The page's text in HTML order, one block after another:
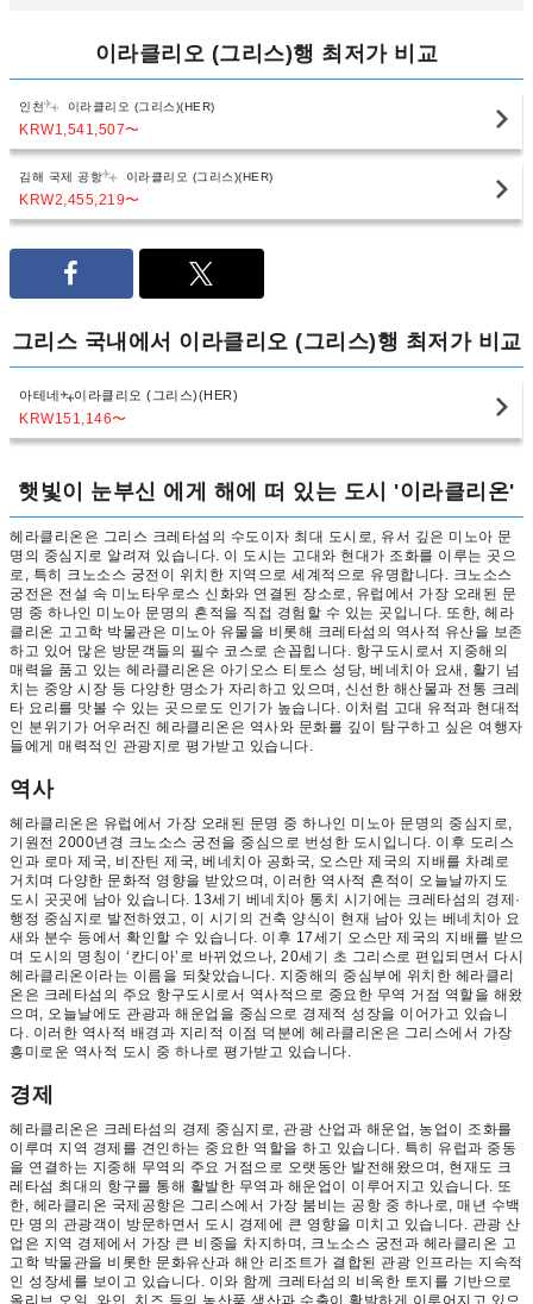
이라클리오 (그리스)행 최저가 비교
인천 이라클리오 (그리스)(HER)
KRW1,541,507〜
김해 국제 공항 이라클리오 (그리스)(HER)
KRW2,455,219〜
그리스 국내에서 이라클리오 (그리스)행 최저가 비교
아테네 이라클리오 (그리스)(HER)
KRW151,146〜
햇빛이 눈부신 에게 해에 떠 있는 도시 '이라클리온'
헤라클리온은 그리스 크레타섬의 수도이자 최대 도시로, 유서 깊은 미노아 문
명의 중심지로 알려져 있습니다. 이 도시는 고대와 현대가 조화를 이루는 곳으
로, 특히 크노소스 궁전이 위치한 지역으로 세계적으로 유명합니다. 크노소스
궁전은 전설 속 미노타우로스 신화와 연결된 장소로, 유럽에서 가장 오래된 문
명 중 하나인 미노아 문명의 흔적을 직접 경험할 수 있는 곳입니다. 또한, 헤라
클리온 고고학 박물관은 미노아 유물을 비롯해 크레타섬의 역사적 유산을 보존
하고 있어 많은 방문객들의 필수 코스로 손꼽힙니다. 항구도시로서 지중해의
매력을 품고 있는 헤라클리온은 아기오스 티토스 성당, 베네치아 요새, 활기 넘
치는 중앙 시장 등 다양한 명소가 자리하고 있으며, 신선한 해산물과 전통 크레
타 요리를 맛볼 수 있는 곳으로도 인기가 높습니다. 이처럼 고대 유적과 현대적
인 분위기가 어우러진 헤라클리온은 역사와 문화를 깊이 탐구하고 싶은 여행자
들에게 매력적인 관광지로 평가받고 있습니다.
역사
헤라클리온은 유럽에서 가장 오래된 문명 중 하나인 미노아 문명의 중심지로,
기원전 2000년경 크노소스 궁전을 중심으로 번성한 도시입니다. 이후 도리스
인과 로마 제국, 비잔틴 제국, 베네치아 공화국, 오스만 제국의 지배를 차례로
거치며 다양한 문화적 영향을 받았으며, 이러한 역사적 흔적이 오늘날까지도
도시 곳곳에 남아 있습니다. 13세기 베네치아 통치 시기에는 크레타섬의 경제·
행정 중심지로 발전하였고, 이 시기의 건축 양식이 현재 남아 있는 베네치아 요
새와 분수 등에서 확인할 수 있습니다. 이후 17세기 오스만 제국의 지배를 받으
며 도시의 명칭이 ‘칸디아’로 바뀌었으나, 20세기 초 그리스로 편입되면서 다시
헤라클리온이라는 이름을 되찾았습니다. 지중해의 중심부에 위치한 헤라클리
온은 크레타섬의 주요 항구도시로서 역사적으로 중요한 무역 거점 역할을 해왔
으며, 오늘날에도 관광과 해운업을 중심으로 경제적 성장을 이어가고 있습니
다. 이러한 역사적 배경과 지리적 이점 덕분에 헤라클리온은 그리스에서 가장
흥미로운 역사적 도시 중 하나로 평가받고 있습니다.
경제
헤라클리온은 크레타섬의 경제 중심지로, 관광 산업과 해운업, 농업이 조화를
이루며 지역 경제를 견인하는 중요한 역할을 하고 있습니다. 특히 유럽과 중동
을 연결하는 지중해 무역의 주요 거점으로 오랫동안 발전해왔으며, 현재도 크
레타섬 최대의 항구를 통해 활발한 무역과 해운업이 이루어지고 있습니다. 또
한, 헤라클리온 국제공항은 그리스에서 가장 붐비는 공항 중 하나로, 매년 수백
만 명의 관광객이 방문하면서 도시 경제에 큰 영향을 미치고 있습니다. 관광 산
업은 지역 경제에서 가장 큰 비중을 차지하며, 크노소스 궁전과 헤라클리온 고
고학 박물관을 비롯한 문화유산과 해안 리조트가 결합된 관광 인프라는 지속적
인 성장세를 보이고 있습니다. 이와 함께 크레타섬의 비옥한 토지를 기반으로
올리브 오일, 와인, 치즈 등의 농산품 생산과 수출이 활발하게 이루어지고 있으